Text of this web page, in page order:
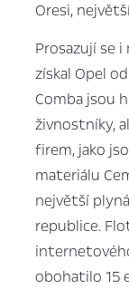
Oresi,
Prosazují se i
získal Opel
Comba jsou
živnostníky,
firem, jako
materiálu
největší
republice.
obohatilo 15